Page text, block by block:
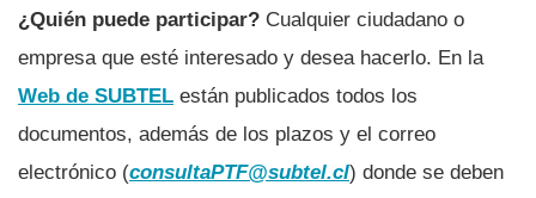
¿Quién puede participar? Cualquier ciudadano o
empresa que esté interesado y desea hacerlo. En la
Web de SUBTEL están publicados todos los
documentos, además de los plazos y el correo
electrónico (consultaPTF@subtel.cl) donde se deben